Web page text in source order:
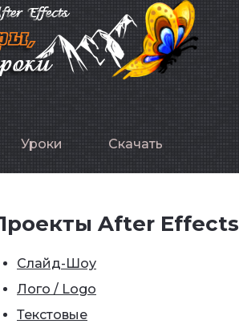
Уроки Скачать
After Effects
Слайд-Шоу
Лого / Logo
Текстовые